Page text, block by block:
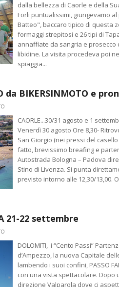
dalla bellezza di Caorle e della
Forli puntualissimi, giungevamo
Batteo", baccaro tipico di questa
formaggi strepitosi e 26 tipi di
annaffiate da sangria e prosecco
libidine. La visita procedeva poi
spiaggia...
da BIKERSINMOTO e
CAORLE...30/31 agosto e 1
Venerdì 30 agosto Ore 8,30-
San Giorgio (nei pressi del
fatto, brevissimo breafing e
Autostrada Bologna – Padova
Stino di Livenza. Si punta
previsto intorno alle 12,30/13,00.
21-22 settembre
DOLOMITI, i “Cento Passi”
d’Ampezzo, la nuova Capitale
lambendo i suoi confini, PASSO
con una vista spettacolare.
direzione Valparola dove ci